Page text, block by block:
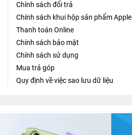
Chính sách đổi trả
Chính sách khui hộp sản phẩm Apple
Thanh toán Online
Chính sách bảo mật
Chính sách sử dụng
Mua trả góp
Quy định về việc sao lưu dữ liệu